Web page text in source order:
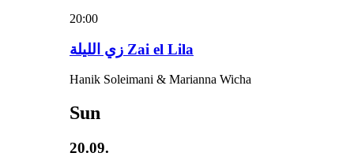
20:00
زي‌ اللیلة Zai el Lila
Hanik Soleimani & Marianna Wicha
Sun
20.09.